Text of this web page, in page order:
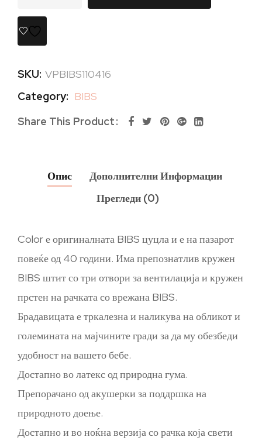
SKU: VPBIBS110416
Category: BIBS
Share This Product
Опис
Дополнителни Информации
Прегледи (0)
Color е оригиналната BIBS цуцла и е на пазарот
повеќе од 40 години. Има препознатлив кружен
BIBS штит со три отвори за вентилација и кружен
прстен на рачката со врежана BIBS.
Брадавицата е тркалезна и наликува на обликот и
големината на мајчините гради за да му обезбеди
удобност на вашето бебе.
Достапно во латекс од природна гума.
Препорачано од акушерки за поддршка на
природното доење.
Достапно и во ноќна верзија со рачка која свети